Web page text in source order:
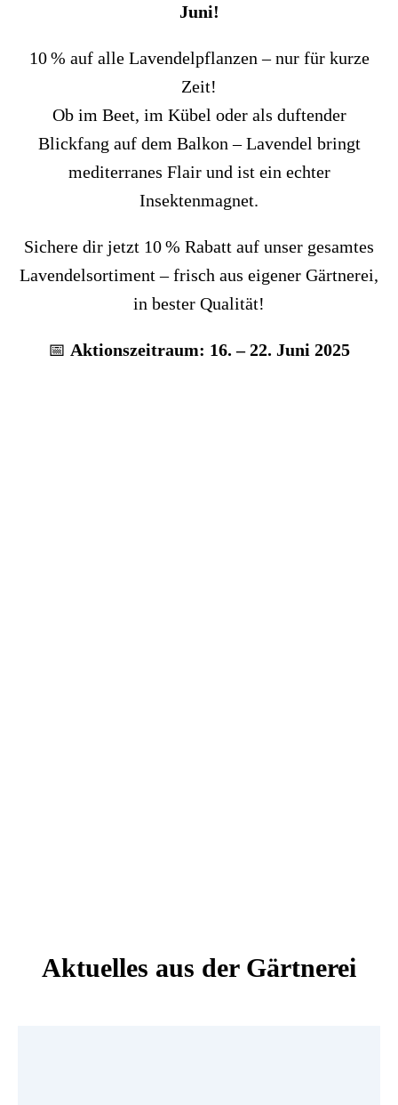
Juni!
10 % auf alle Lavendelpflanzen – nur für kurze
Zeit!
Ob im Beet, im Kübel oder als duftender
Blickfang auf dem Balkon – Lavendel bringt
mediterranes Flair und ist ein echter
Insektenmagnet.
Sichere dir jetzt 10 % Rabatt auf unser gesamtes
Lavendelsortiment – frisch aus eigener Gärtnerei,
in bester Qualität!
📅 Aktionszeitraum: 16. – 22. Juni 2025
Aktuelles aus der Gärtnerei